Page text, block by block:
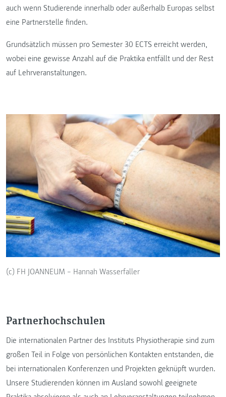
auch wenn Studierende innerhalb oder außerhalb Europas selbst
eine Partnerstelle finden.
Grundsätzlich müssen pro Semester 30 ECTS erreicht werden,
wobei eine gewisse Anzahl auf die Praktika entfällt und der Rest
auf Lehrveranstaltungen.
(c) FH JOANNEUM – Hannah Wasserfaller
Partnerhochschulen
Die internationalen Partner des Instituts Physiotherapie sind zum
großen Teil in Folge von persönlichen Kontakten entstanden, die
bei internationalen Konferenzen und Projekten geknüpft wurden.
Unsere Studierenden können im Ausland sowohl geeignete